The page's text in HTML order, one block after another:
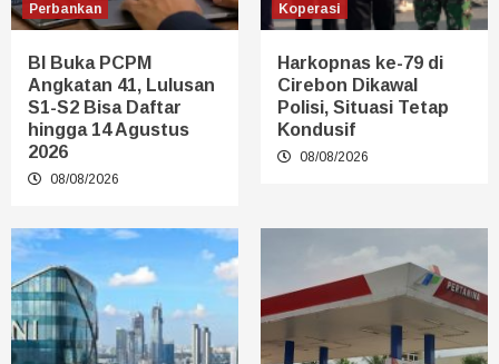
Perbankan
BI Buka PCPM
Angkatan 41, Lulusan
S1-S2 Bisa Daftar
hingga 14 Agustus
2026
08/08/2026
Koperasi
Harkopnas ke-79 di
Cirebon Dikawal
Polisi, Situasi Tetap
Kondusif
08/08/2026